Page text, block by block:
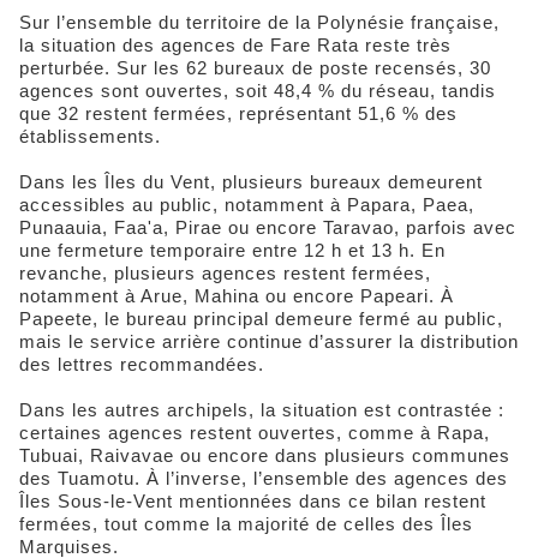
Sur l’ensemble du territoire de la Polynésie française,
la situation des agences de Fare Rata reste très
perturbée. Sur les 62 bureaux de poste recensés, 30
agences sont ouvertes, soit 48,4 % du réseau, tandis
que 32 restent fermées, représentant 51,6 % des
établissements.
Dans les Îles du Vent, plusieurs bureaux demeurent
accessibles au public, notamment à Papara, Paea,
Punaauia, Faa'a, Pirae ou encore Taravao, parfois avec
une fermeture temporaire entre 12 h et 13 h. En
revanche, plusieurs agences restent fermées,
notamment à Arue, Mahina ou encore Papeari. À
Papeete, le bureau principal demeure fermé au public,
mais le service arrière continue d’assurer la distribution
des lettres recommandées.
Dans les autres archipels, la situation est contrastée :
certaines agences restent ouvertes, comme à Rapa,
Tubuai, Raivavae ou encore dans plusieurs communes
des Tuamotu. À l’inverse, l’ensemble des agences des
Îles Sous-le-Vent mentionnées dans ce bilan restent
fermées, tout comme la majorité de celles des Îles
Marquises.